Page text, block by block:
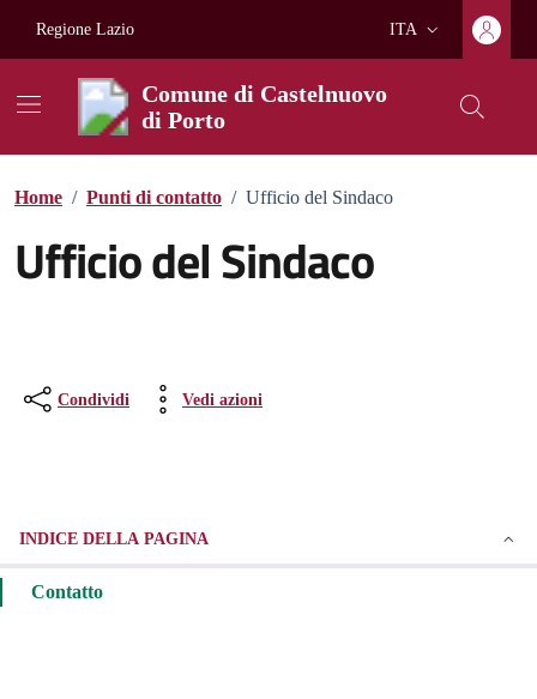
Regione Lazio
Lingua attiva:
ITA
Comune di Castelnuovo
di Porto
Home / Punti di contatto / Ufficio del Sindaco
Ufficio del Sindaco
Condividi Vedi azioni
INDICE DELLA PAGINA
Contatto